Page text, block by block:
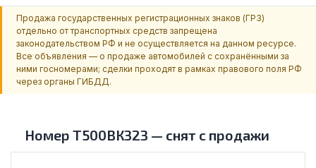
Продажа государственных регистрационных знаков (ГРЗ)
отдельно от транспортных средств запрещена
законодательством РФ и не осуществляется на данном ресурсе.
Все объявления — о продаже автомобилей с сохранёнными за
ними госномерами; сделки проходят в рамках правового поля РФ
через органы ГИБДД.
Номер Т500ВК323 — снят с продажи